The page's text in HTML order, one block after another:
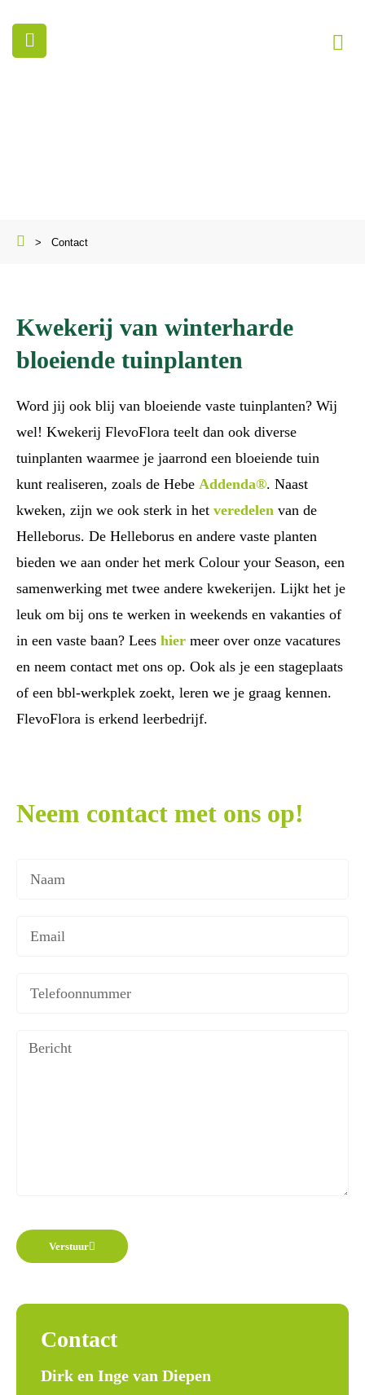
> Contact
Kwekerij van winterharde
bloeiende tuinplanten
Word jij ook blij van bloeiende vaste tuinplanten? Wij
wel! Kwekerij FlevoFlora teelt dan ook diverse
tuinplanten waarmee je jaarrond een bloeiende tuin
kunt realiseren, zoals de Hebe Addenda®. Naast
kweken, zijn we ook sterk in het veredelen van de
Helleborus. De Helleborus en andere vaste planten
bieden we aan onder het merk Colour your Season, een
samenwerking met twee andere kwekerijen. Lijkt het je
leuk om bij ons te werken in weekends en vakanties of
in een vaste baan? Lees hier meer over onze vacatures
en neem contact met ons op. Ook als je een stageplaats
of een bbl-werkplek zoekt, leren we je graag kennen.
FlevoFlora is erkend leerbedrijf.
Neem contact met ons op!
Verstuur
Contact
Dirk en Inge van Diepen